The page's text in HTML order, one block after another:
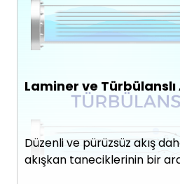
Laminer ve Türbülanslı
Düzenli ve pürüzsüz akış
akışkan taneciklerinin bir